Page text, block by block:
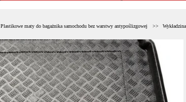
Plastikowe maty do bagażnika samochodu bez warstwy antypoślizgowej